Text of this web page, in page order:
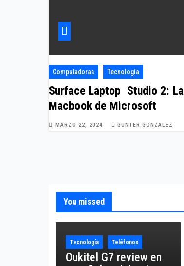
Computadoras Tecnología
Surface Laptop Studio 2: La
Macbook de Microsoft
MARZO 22, 2024 GUNTER.GONZALEZ
You missed
Tecnología Teléfonos
Oukitel G7 review en